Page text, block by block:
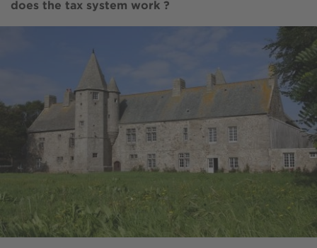
does the tax system work ?